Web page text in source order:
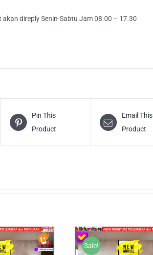
akan direply Senin-Sabtu Jam 08.00 – 17.30
Pin This
Product
Email This
Product
Sale!